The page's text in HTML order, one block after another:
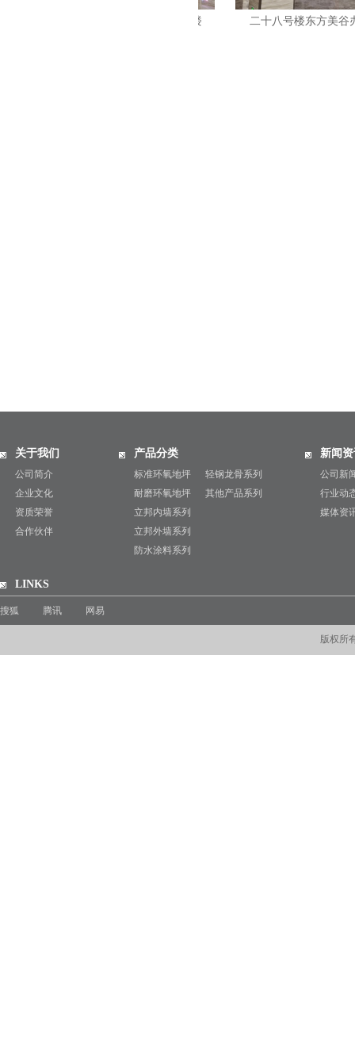
二十八号楼东方美谷办
关于我们
公司简介
企业文化
资质荣誉
合作伙伴
LINKS
产品分类
标准环氧地坪
轻钢龙骨系列
耐磨环氧地坪
其他产品系列
立邦内墙系列
立邦外墙系列
防水涂料系列
版权所
搜狐 腾讯 网易
新闻
公司新
行业动
媒体资